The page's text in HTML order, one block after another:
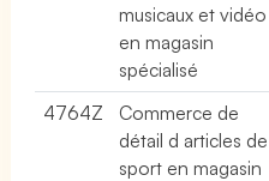
musicaux et vidéo
en magasin
spécialisé
4764Z
Commerce de
détail d articles de
sport en magasin